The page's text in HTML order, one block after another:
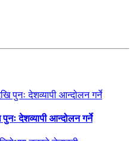
देशव्यापी आन्दोलन गर्ने